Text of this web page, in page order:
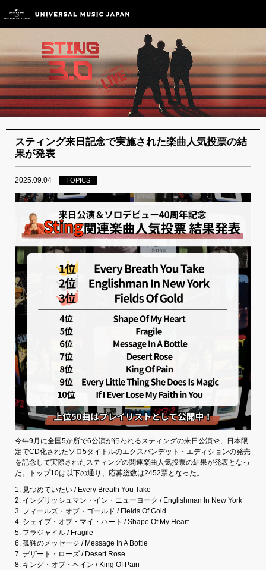
スティング来日記念で実施された楽曲人気投票の結
果が発表
2025.09.04 TOPICS
今年9月に全国5か所で6公演が行われるスティングの来日公演や、日本限
定でCD化されたソロ5タイトルのエクスパンデット・エディションの発売
を記念して実際されたスティングの関連楽曲人気投票の結果が発表となっ
た。トップ10は以下の通り、応募総数は2452票となった。
1. 見つめていたい / Every Breath You Take
2. イングリッシュマン・イン・ニューヨーク / Englishman In New York
3. フィールズ・オブ・ゴールド / Fields Of Gold
4. シェイプ・オブ・マイ・ハート / Shape Of My Heart
5. フラジャイル / Fragile
6. 孤独のメッセージ / Message In A Bottle
7. デザート・ローズ / Desert Rose
8. キング・オブ・ペイン / King Of Pain